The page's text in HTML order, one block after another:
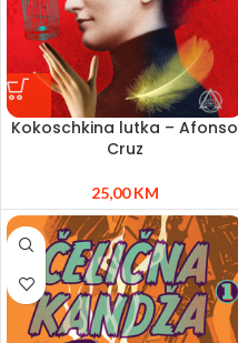
Kokoschkina lutka – Afonso
Cruz
25,00KM